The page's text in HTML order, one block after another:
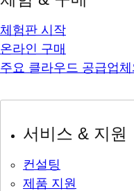
체험판 시작
온라인 구매
주요 클라우드 공급업체
서비스 & 지원
컨설팅
제품 지원